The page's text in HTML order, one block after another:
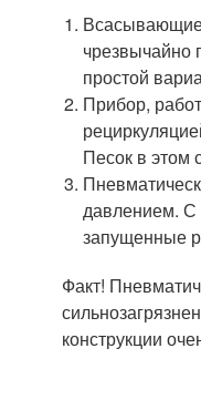
чрезвычайно
простой
Прибор,
Песок в этом
давлением. С
запущенные
Факт!
конструкции